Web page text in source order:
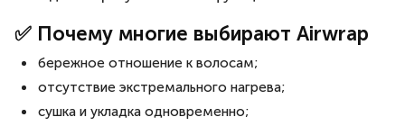
✅ Почему многие выбирают Airwrap
бережное отношение к волосам;
отсутствие экстремального нагрева;
сушка и укладка одновременно;